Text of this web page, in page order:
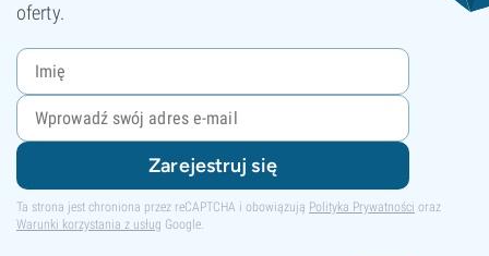
oferty.
Zarejestruj się
Ta strona jest chroniona przez reCAPTCHA i obowiązują Polityka Prywatności oraz
Warunki korzystania z usług Google.